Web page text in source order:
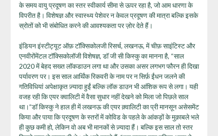
के समय वायु प्रदूषण का स्तर स्वीकार्य सीमा से ऊपर रहा है, जो आम धारणा के
विपरीत है। विशेषज्ञ और स्वास्थ्य पेशेवर न केवल प्रदूषण की मात्रा बल्कि इसके
स्रोतों को भी संबोधित करने की आवश्यकता पर ज़ोर देते हैं।
इंडियन इंस्टीट्यूट ऑफ़ टॉक्सिकोलजी रिसर्च, लखनऊ, में चीफ़ साइंटिस्ट और
एनवीरोंमेंटल टॉक्सिकोलॉजी विशेषज्ञ, डॉ जी सी किस्कु का मानना है, “साल
2020 में बेहद सख्त लॉकडाउन लगा था और उसका असर लगभग फौरन ही दिखा
पर्यावरण पर। इस साल आर्थिंक रिकवरी के नाम पर न सिर्फ़ ईंधन जलने की
गतिविधियां अपेक्षाकृत ज़्यादा हुईं बल्कि लॉक डाउन भी आंशिक रूप से लगा। यही
वजह रही कि एयर क्वालिटी में वैसा सुधार नहीं देखने को मिला जो पिछले साल
था।”डॉ किस्कु ने हाल ही में लखनऊ की एयर क़्वालिटी का प्री मानसून असेसमेंट
किया और पाया कि प्रदूषण के स्तरों में कोविड के पहले के आंकड़ों के मुक़ाबले भले
ही कुछ कमी हो, लेकिन वो अब भी मानकों से ज़्यादा हैं। बल्कि इस साल तो स्तर